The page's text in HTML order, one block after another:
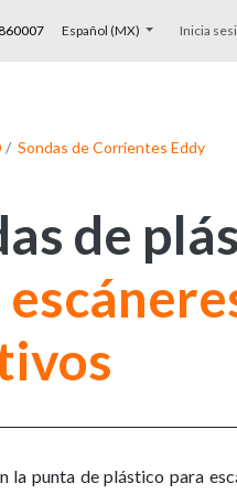
Español (MX) Inicia
/ Sondas de Corrientes Eddy
de
la punta de plástico para